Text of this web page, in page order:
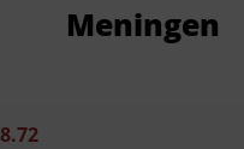
Meningen
8.72